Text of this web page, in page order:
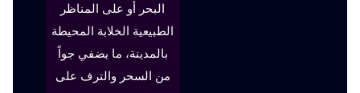
البحر أو على المناظر
الطبيعية الخلابة المحيطة
بالمدينة، ما يضفي جواً
من السحر والترف على